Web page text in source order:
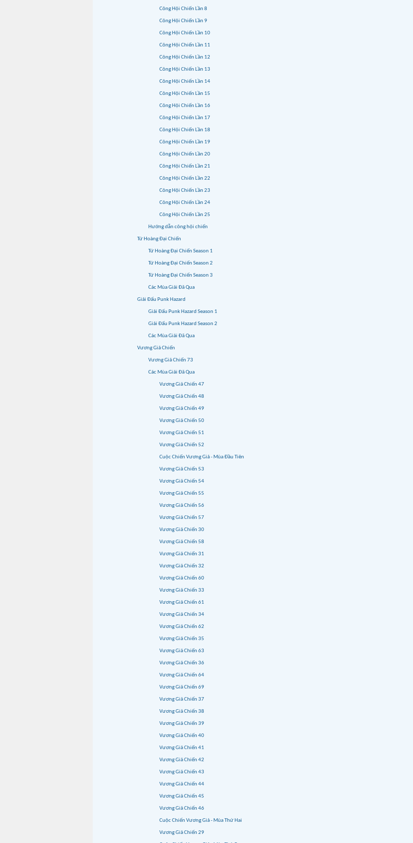
Công Hội Chiến Lần 8
Công Hội Chiến Lần 9
Công Hội Chiến Lần 10
Công Hội Chiến Lần 11
Công Hội Chiến Lần 12
Công Hội Chiến Lần 13
Công Hội Chiến Lần 14
Công Hội Chiến Lần 15
Công Hội Chiến Lần 16
Công Hội Chiến Lần 17
Công Hội Chiến Lần 18
Công Hội Chiến Lần 19
Công Hội Chiến Lần 20
Công Hội Chiến Lần 21
Công Hội Chiến Lần 22
Công Hội Chiến Lần 23
Công Hội Chiến Lần 24
Công Hội Chiến Lần 25
Hướng dẫn công hội chiến
Tứ Hoàng Đại Chiến
Tứ Hoàng Đại Chiến Season 1
Tứ Hoàng Đại Chiến Season 2
Tứ Hoàng Đại Chiến Season 3
Các Mùa Giải Đã Qua
Giải Đấu Punk Hazard
Giải Đấu Punk Hazard Season 1
Giải Đấu Punk Hazard Season 2
Các Mùa Giải Đã Qua
Vương Giả Chiến
Vương Giả Chiến 73
Các Mùa Giải Đã Qua
Vương Giả Chiến 47
Vương Giả Chiến 48
Vương Giả Chiến 49
Vương Giả Chiến 50
Vương Giả Chiến 51
Vương Giả Chiến 52
Cuộc Chiến Vương Giả - Mùa Đầu Tiên
Vương Giả Chiến 53
Vương Giả Chiến 54
Vương Giả Chiến 55
Vương Giả Chiến 56
Vương Giả Chiến 57
Vương Giả Chiến 30
Vương Giả Chiến 58
Vương Giả Chiến 31
Vương Giả Chiến 32
Vương Giả Chiến 60
Vương Giả Chiến 33
Vương Giả Chiến 61
Vương Giả Chiến 34
Vương Giả Chiến 62
Vương Giả Chiến 35
Vương Giả Chiến 63
Vương Giả Chiến 36
Vương Giả Chiến 64
Vương Giả Chiến 69
Vương Giả Chiến 37
Vương Giả Chiến 38
Vương Giả Chiến 39
Vương Giả Chiến 40
Vương Giả Chiến 41
Vương Giả Chiến 42
Vương Giả Chiến 43
Vương Giả Chiến 44
Vương Giả Chiến 45
Vương Giả Chiến 46
Cuộc Chiến Vương Giả - Mùa Thứ Hai
Vương Giả Chiến 29